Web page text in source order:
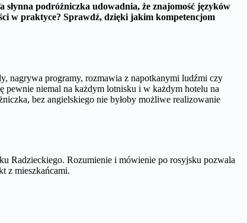
podróżniczka udowadnia, że znajomość języków
w praktyce? Sprawdź, dzięki jakim kompetencjom
nagrywa programy, rozmawia z napotkanymi ludźmi czy
niemal na każdym lotnisku i w każdym hotelu na
bez angielskiego nie byłoby możliwe realizowanie
Radzieckiego. Rozumienie i mówienie po rosyjsku pozwala
z mieszkańcami.